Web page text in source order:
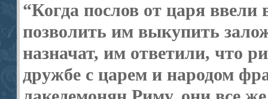
“Когда послов от царя ввели
позволить им выкупить
назначат, им ответили, что
дружбе с царем и народом